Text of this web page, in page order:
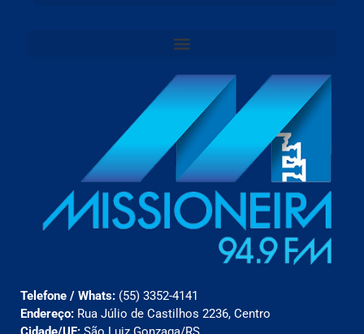
Telefone / Whats: (55) 3352-4141
Endereço: Rua Júlio de Castilhos 2236, Centro